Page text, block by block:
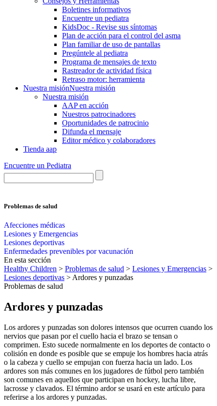
Boletines informativos
Encuentre un pediatra
KidsDoc - Revise sus síntomas
Plan de acción para el control del asma
Plan familiar de uso de pantallas
Pregúntele al pediatra
Programa de mensajes de texto
Rastre​​ador de activida​d física
Retraso motor: herramienta
Nuestra misiónNuestra misión
Nuestra misión
AAP en acción
Nuestros patrocinadores
Oportunidades de patrocinio
Difunda el mensaje
Editor médico y colaboradores
Tienda aap
Encuentre un Pediatra
Problemas de salud
Afecciones médicas
Lesiones y Emergencias
Lesiones deportivas
Enfermedades prevenibles por vacunación
En esta sección
Healthy Children > Problemas de salud > Lesiones y Emergencias >
Lesiones deportivas > Ardores y punzadas
Problemas de salud
Ardores y punzadas
Los ardores y punzadas son dolores intensos que ocurren cuando los
nervios que pasan por el cuello hacia el brazo se tensan o
comprimen. Esto sucede normalmente en los deportes de contacto o
colisión en donde es posible que se empuje los hombres hacia atrás
o la cabeza y cuello se empujan con fuerza hacia un lado. Los
ardores son más comunes en los jugadores de fútbol pero también
son comunes en aquellos que participan en hockey, lucha libre,
lacrosse y clavados. El término ardor se usará en este artículo para
referirse a los ardores y punzadas.